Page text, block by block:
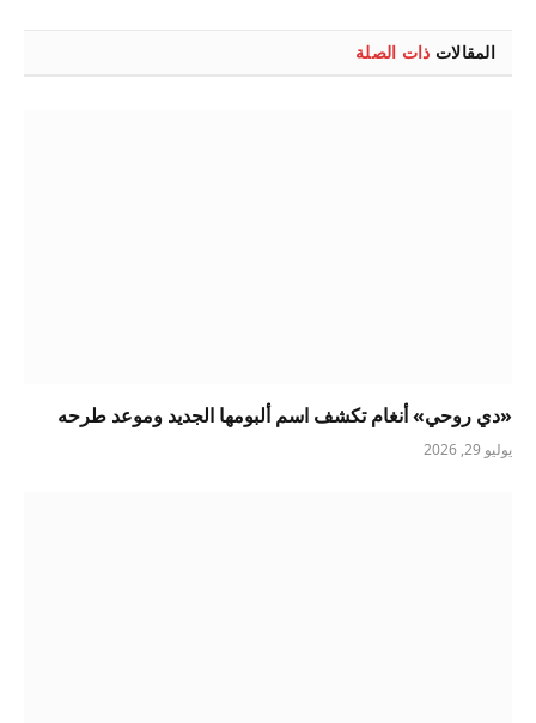
المقالات ذات الصلة
«دي روحي» أنغام تكشف اسم ألبومها الجديد وموعد طرحه
يوليو 29, 2026